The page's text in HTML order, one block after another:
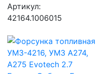
Артикул:
42164.1006015